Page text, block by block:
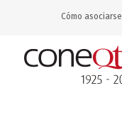
Cómo asociarse